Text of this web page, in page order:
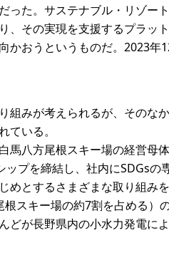
った。サステナブル・リゾー
、その実現を支援するプラッ
おうというものだ。2023年
組みが考えられるが、そのな
いる。
八方尾根スキー場の経営母
プを締結し、社内にSDGs
とするさまざまな取り組みを
スキー場の約7割を占める）
どが長野県内の小水力発電に